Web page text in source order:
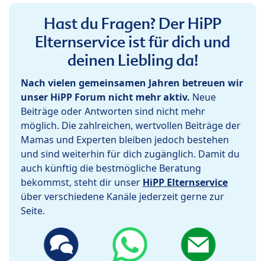
Hast du Fragen? Der HiPP
Elternservice ist für dich und
deinen Liebling da!
Nach vielen gemeinsamen Jahren betreuen wir
unser HiPP Forum nicht mehr aktiv. Neue
Beiträge oder Antworten sind nicht mehr
möglich. Die zahlreichen, wertvollen Beiträge der
Mamas und Experten bleiben jedoch bestehen
und sind weiterhin für dich zugänglich. Damit du
auch künftig die bestmögliche Beratung
bekommst, steht dir unser HiPP Elternservice
über verschiedene Kanäle jederzeit gerne zur
Seite.